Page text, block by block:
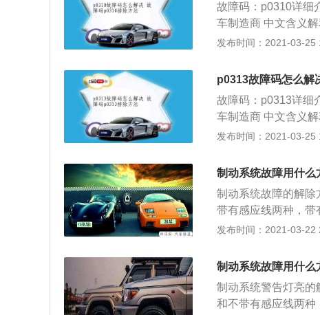
法 a).检查燃油品质
请找专业技师。 b).
油器，需要时可加入
工作原理是当电磁
头部的轴针与喷孔之
喷油器打开时间间隔
化，使其适应燃烧的
起，打开喷孔，燃油
状。电子控制单元通
方法：1.故障原因
故障 f).喷油器及其
是否良好，如有，更
平时务必到正规油站
入高品质燃油系统清
故障码：p0310详细
车制造商 中文含义
d p0310故障码相关
化转换器造成破坏
码表明电子控制单元
油输送故障，进气歧
影响：暂无 建议及
发布时间：2021-03-25
p0313故障码怎么解
故障码：p0313详细
车制造商 中文含义
关知识： 1.点火系统
结构原理和影响：
无 建议及解决方法：
发布时间：2021-03-25
制动系统故障用什么
制动系统故障的解除
带有感应线两种，带
接通电路，这时就会
情况警告灯会亮起。
接影响到汽车的技
洁，造成环境污染
发布时间：2021-03-22
制动系统故障用什么
制动系统警告灯亮的
和不带有感应线两种